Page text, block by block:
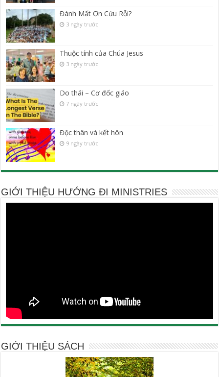
Đánh Mất Ơn Cứu Rỗi?
3 ngày trước
Thuộc tính của Chúa Jesus
3 ngày trước
Do thái – Cơ đốc giáo
7 ngày trước
Độc thân và kết hôn
9 ngày trước
GIỚI THIỆU HƯỚNG ĐI MINISTRIES
GIỚI THIỆU SÁCH